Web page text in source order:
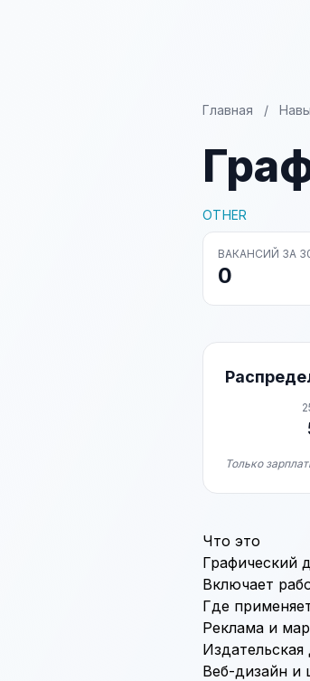
Главная /
OTHER
ВАКАНСИЙ ЗА
0
Только
Что это
Графический
Включает
Где
Реклама и
Издательская
Веб-дизайн и